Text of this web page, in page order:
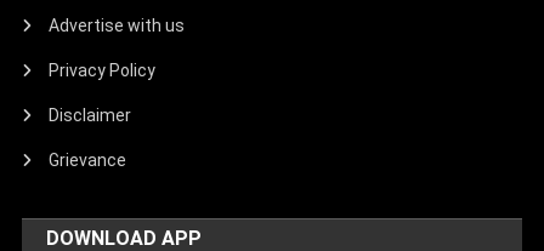
Advertise with us
Privacy Policy
Disclaimer
Grievance
DOWNLOAD APP